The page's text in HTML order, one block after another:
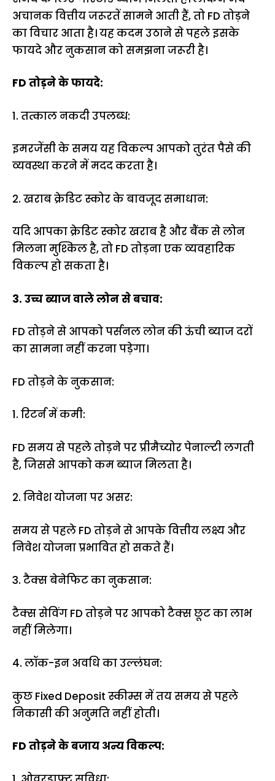
अचानक वित्तीय जरूरतें सामने आती हैं, तो FD तोड़ने
का विचार आता है। यह कदम उठाने से पहले इसके
फायदे और नुकसान को समझना जरूरी है।
FD तोड़ने के फायदे:
1. तत्काल नकदी उपलब्ध:
इमरजेंसी के समय यह विकल्प आपको तुरंत पैसे की
व्यवस्था करने में मदद करता है।
2. खराब क्रेडिट स्कोर के बावजूद समाधान:
यदि आपका क्रेडिट स्कोर खराब है और बैंक से लोन
मिलना मुश्किल है, तो FD तोड़ना एक व्यवहारिक
विकल्प हो सकता है।
3. उच्च ब्याज वाले लोन से बचाव:
FD तोड़ने से आपको पर्सनल लोन की ऊंची ब्याज दरों
का सामना नहीं करना पड़ेगा।
FD तोड़ने के नुकसान:
1. रिटर्न में कमी:
FD समय से पहले तोड़ने पर प्रीमैच्योर पेनाल्टी लगती
है, जिससे आपको कम ब्याज मिलता है।
2. निवेश योजना पर असर:
समय से पहले FD तोड़ने से आपके वित्तीय लक्ष्य और
निवेश योजना प्रभावित हो सकते हैं।
3. टैक्स बेनेफिट का नुकसान:
टैक्स सेविंग FD तोड़ने पर आपको टैक्स छूट का लाभ
नहीं मिलेगा।
4. लॉक-इन अवधि का उल्लंघन:
कुछ Fixed Deposit स्कीम्स में तय समय से पहले
निकासी की अनुमति नहीं होती।
FD तोड़ने के बजाय अन्य विकल्प: